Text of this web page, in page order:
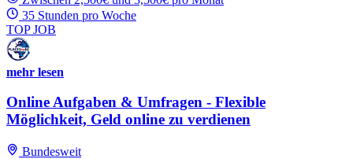
35 Stunden pro Woche
TOP JOB
mehr lesen
Online Aufgaben & Umfragen - Flexible
Möglichkeit, Geld online zu verdienen
Bundesweit